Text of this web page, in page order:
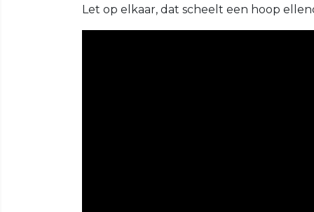
Let op elkaar, dat scheelt een hoop